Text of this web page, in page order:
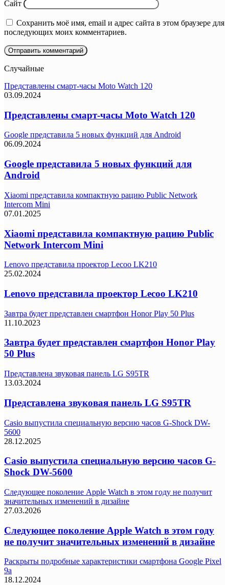
Сайт
Сохранить моё имя, email и адрес сайта в этом браузере для
последующих моих комментариев.
Случайные
Представлены смарт-часы Moto Watch 120
03.09.2024
Представлены смарт-часы Moto Watch 120
Google представила 5 новых функций для Android
06.09.2024
Google представила 5 новых функций для
Android
Xiaomi представила компактную рацию Public Network
Intercom Mini
07.01.2025
Xiaomi представила компактную рацию Public
Network Intercom Mini
Lenovo представила проектор Lecoo LK210
25.02.2024
Lenovo представила проектор Lecoo LK210
Завтра будет представлен смартфон Honor Play 50 Plus
11.10.2023
Завтра будет представлен смартфон Honor Play
50 Plus
Представлена звуковая панель LG S95TR
13.03.2024
Представлена звуковая панель LG S95TR
Casio выпустила специальную версию часов G-Shock DW-
5600
28.12.2025
Casio выпустила специальную версию часов G-
Shock DW-5600
Следующее поколение Apple Watch в этом году не получит
значительных изменений в дизайне
27.03.2026
Следующее поколение Apple Watch в этом году
не получит значительных изменений в дизайне
Раскрыты подробные характеристики смартфона Google Pixel
9a
18.12.2024